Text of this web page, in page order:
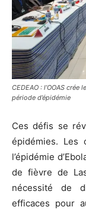
CEDEAO : l’OOAS
période d’épidémie
Ces défis se
épidémies. Les
l’épidémie
de fièvre de
nécessité de
efficaces pour